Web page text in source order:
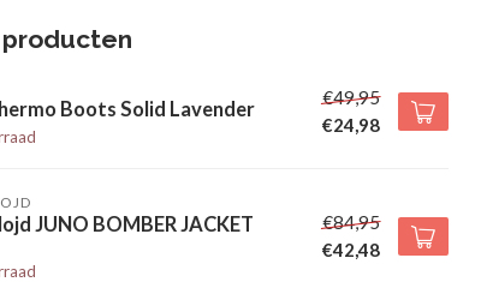
Boots Solid Lavender
€49,95
€24,98
JUNO BOMBER JACKET
€84,95
€42,48